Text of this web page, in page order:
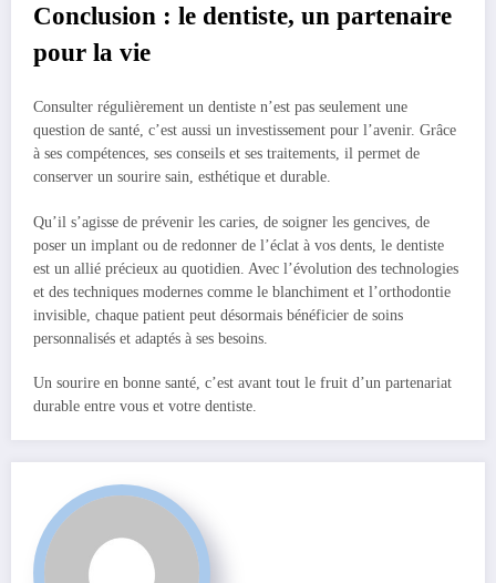
Conclusion : le dentiste, un partenaire
pour la vie
Consulter régulièrement un dentiste n’est pas seulement une
question de santé, c’est aussi un investissement pour l’avenir. Grâce
à ses compétences, ses conseils et ses traitements, il permet de
conserver un sourire sain, esthétique et durable.
Qu’il s’agisse de prévenir les caries, de soigner les gencives, de
poser un implant ou de redonner de l’éclat à vos dents, le dentiste
est un allié précieux au quotidien. Avec l’évolution des technologies
et des techniques modernes comme le blanchiment et l’orthodontie
invisible, chaque patient peut désormais bénéficier de soins
personnalisés et adaptés à ses besoins.
Un sourire en bonne santé, c’est avant tout le fruit d’un partenariat
durable entre vous et votre dentiste.